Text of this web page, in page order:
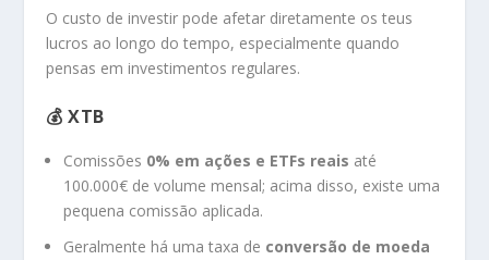
O custo de investir pode afetar diretamente os teus
lucros ao longo do tempo, especialmente quando
pensas em investimentos regulares.
💰 XTB
Comissões 0% em ações e ETFs reais até
100.000€ de volume mensal; acima disso, existe uma
pequena comissão aplicada.
Geralmente há uma taxa de conversão de moeda